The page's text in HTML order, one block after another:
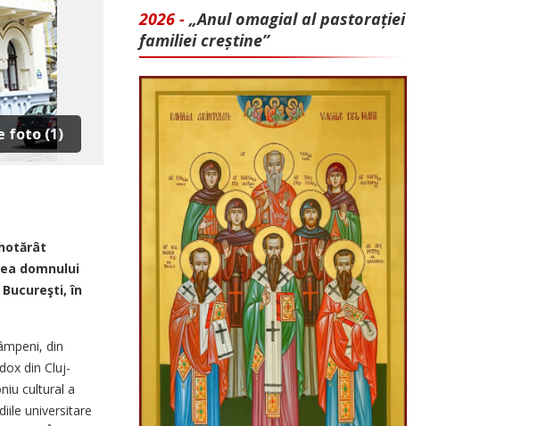
foto (1)
domnului
în
din
din Cluj-
cultural a
universitare
2026 - „Anul omagial al pastorației
familiei creștine”